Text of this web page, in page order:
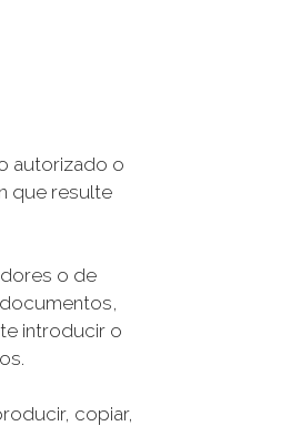
autorizado o
que resulte
o de
introducir o
copiar,